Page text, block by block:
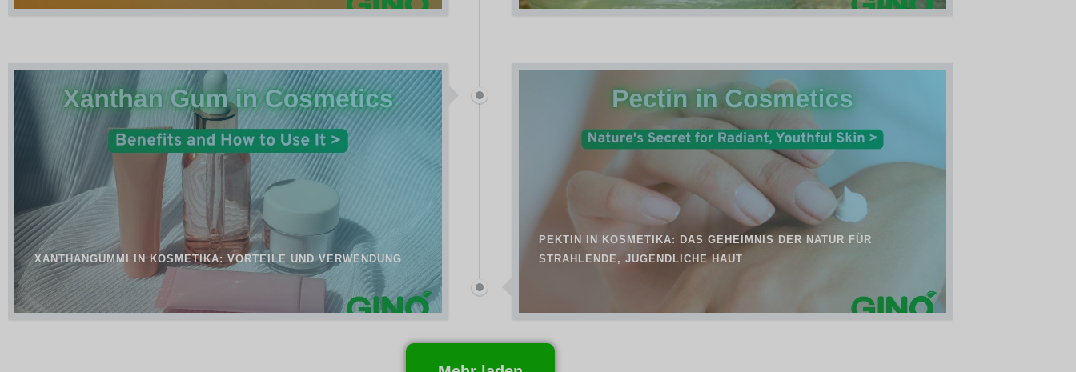
XANTHANGUMMI IN KOSMETIKA: VORTEILE UND VERWENDUNG
PEKTIN IN KOSMETIKA: DAS GEHEIMNIS DER NATUR FÜR
STRAHLENDE, JUGENDLICHE HAUT